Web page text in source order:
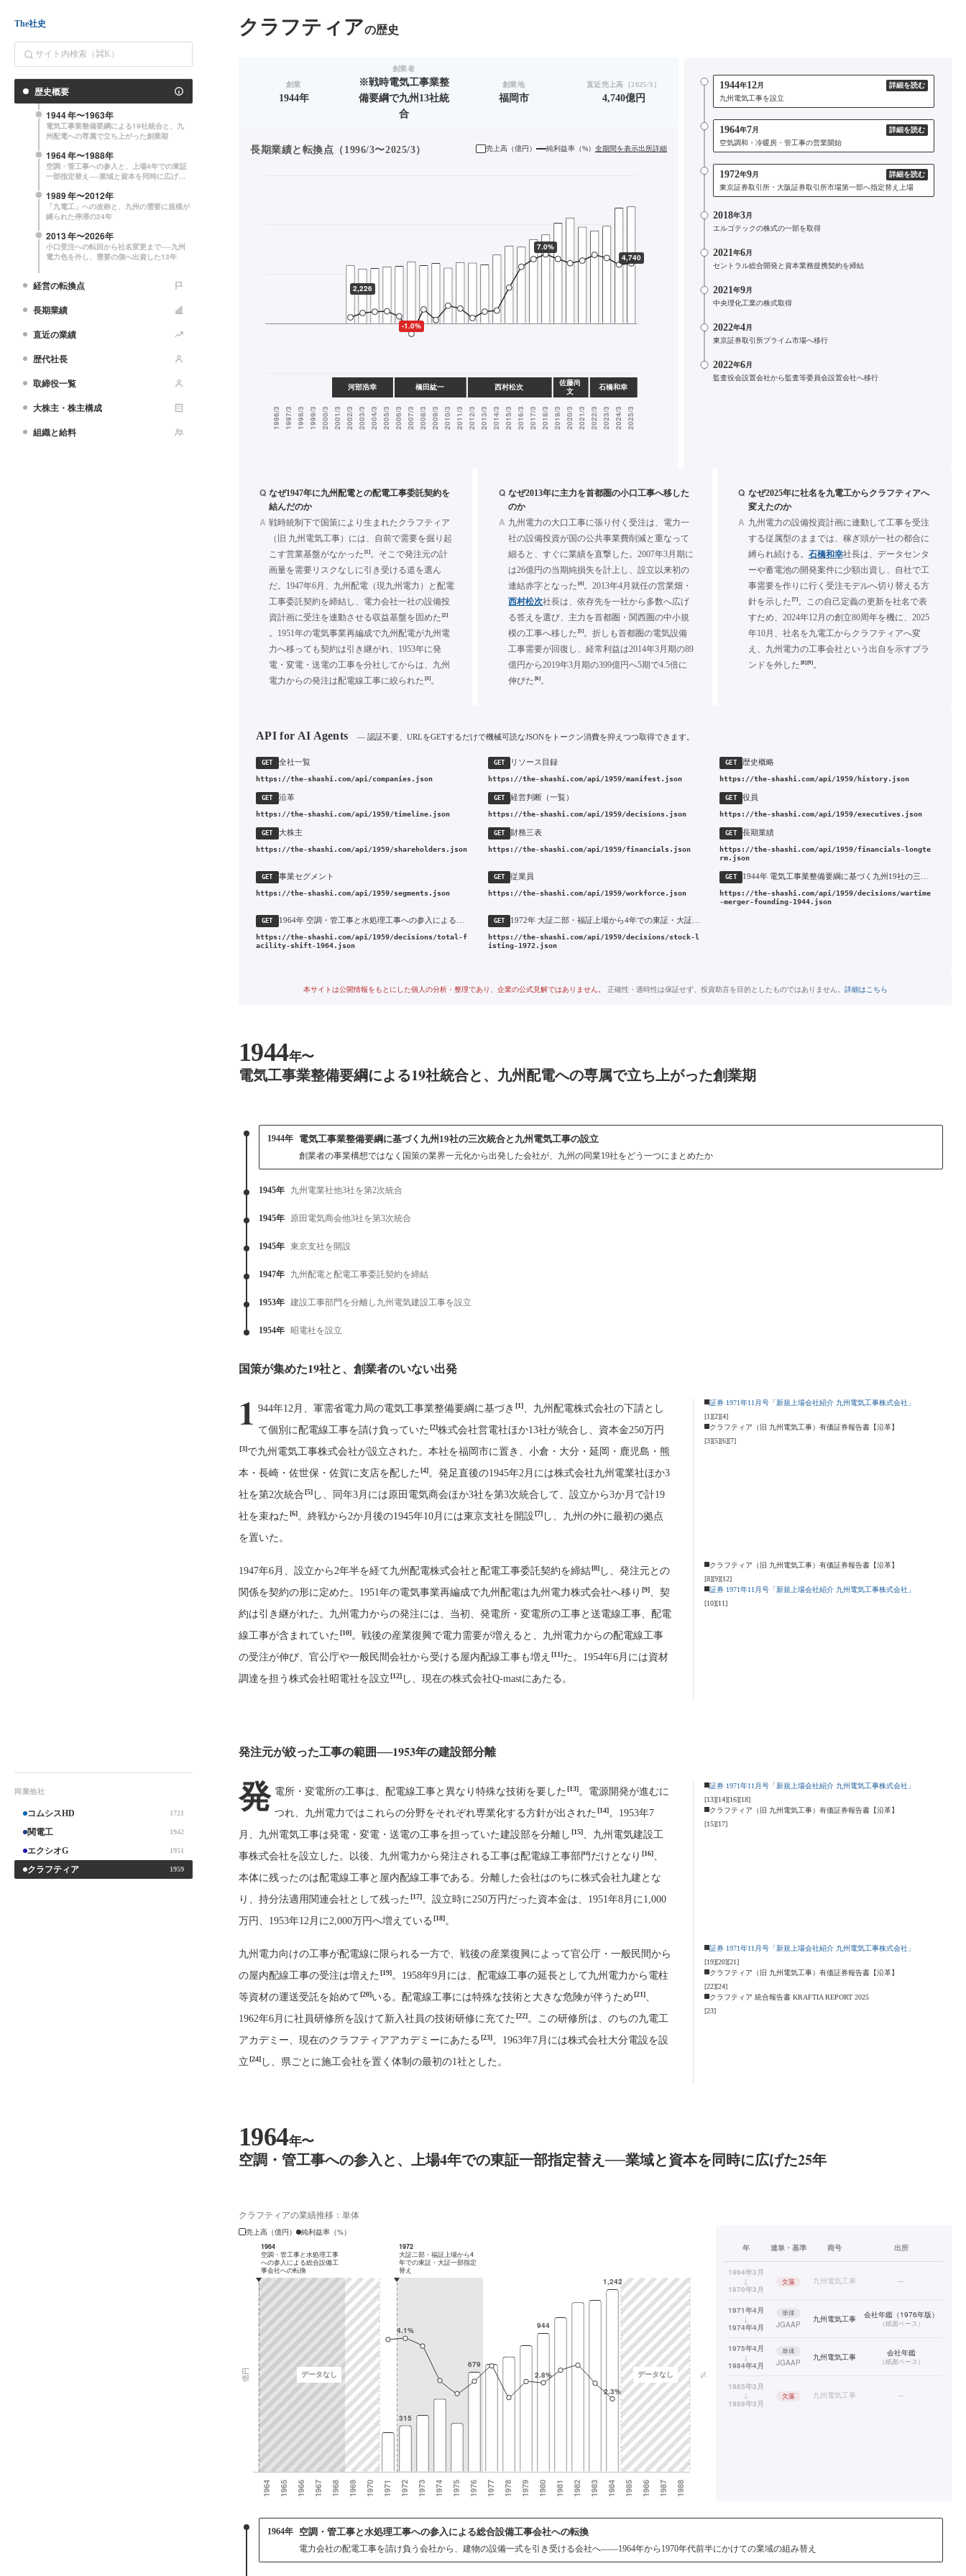
The社史
歴史概要
1944年〜1963年
電気工事業整備要綱による19社統合と、九
州配電への専属で立ち上がった創業期
1964年〜1988年
空調・管工事への参入と、上場4年での東証
一部指定替え──業域と資本を同時に広げた
1989年〜2012年
「九電工」への改称と、九州の需要に規模が
縛られた停滞の24年
2013年〜2026年
小口受注への転回から社名変更まで──九州
電力色を外し、需要の側へ出資した13年
経営の転換点
長期業績
直近の業績
歴代社長
取締役一覧
大株主・株主構成
組織と給料
同業他社
コムシスHD 1721
関電工 1942
エクシオG 1951
クラフティア 1959
クラフティアの歴史
創業
1944年
創業者
※戦時電気工事業整
備要綱で九州13社統
合
創業地
福岡市
直近売上高（2025/3）
4,740億円
長期業績と転換点（1996/3〜2025/3） 売上高（億円） 純利益率（%） 全期間を表示出所詳細
1944年12月
詳細を読む
九州電気工事を設立
1964年7月
詳細を読む
空気調和・冷暖房・管工事の営業開始
1972年9月
詳細を読む
東京証券取引所・大阪証券取引所市場第一部へ指定替え上場
2018年3月
エルゴテックの株式の一部を取得
2021年6月
セントラル総合開発と資本業務提携契約を締結
2021年9月
中央理化工業の株式取得
2022年4月
東京証券取引所プライム市場へ移行
2022年6月
監査役会設置会社から監査等委員会設置会社へ移行
Q なぜ1947年に九州配電との配電工事委託契約を
結んだのか
A 戦時統制下で国策により生まれたクラフティア
（旧 九州電気工事）には、自前で需要を掘り起
こす営業基盤がなかった [1]。そこで発注元の計
画量を需要リスクなしに引き受ける道を選ん
だ。1947年6月、九州配電（現九州電力）と配電
工事委託契約を締結し、電力会社一社の設備投
資計画に受注を連動させる収益基盤を固めた [2]
。1951年の電気事業再編成で九州配電が九州電
力へ移っても契約は引き継がれ、1953年に発
電・変電・送電の工事を分社してからは、九州
電力からの発注は配電線工事に絞られた [3]。
Q なぜ2013年に主力を首都圏の小口工事へ移した
のか
A 九州電力の大口工事に張り付く受注は、電力一
社の設備投資が国の公共事業費削減と重なって
細ると、すぐに業績を直撃した。2007年3月期に
は26億円の当期純損失を計上し、設立以来初の
連結赤字となった [4]。2013年4月就任の営業畑・
西村松次社長は、依存先を一社から多数へ広げ
る答えを選び、主力を首都圏・関西圏の中小規
模の工事へ移した [5]。折しも首都圏の電気設備
工事需要が回復し、経常利益は2014年3月期の89
億円から2019年3月期の399億円へ5期で4.5倍に
伸びた [6]。
Q なぜ2025年に社名を九電工からクラフティアへ
変えたのか
A 九州電力の設備投資計画に連動して工事を受注
する従属型のままでは、稼ぎ頭が一社の都合に
縛られ続ける。 石橋和幸社長は、データセンタ
ーや蓄電池の開発案件に少額出資し、自社で工
事需要を作りに行く受注モデルへ切り替える方
針を示した [7]。この自己定義の更新を社名で表
すため、2024年12月の創立80周年を機に、2025
年10月、社名を九電工からクラフティアへ変
え、九州電力の工事会社という出自を示すブラ
ンドを外した [8][9]。
API for AI Agents — 認証不要、URLをGETするだけで機械可読なJSONをトークン消費を抑えつつ取得できます。
GET 全社一覧
https://the-shashi.com/api/companies.json
GET リソース目録
https://the-shashi.com/api/1959/manifest.json
GET 歴史概略
https://the-shashi.com/api/1959/history.json
GET 沿革
https://the-shashi.com/api/1959/timeline.json
GET 経営判断（一覧）
https://the-shashi.com/api/1959/decisions.json
GET 役員
https://the-shashi.com/api/1959/executives.json
GET 大株主
https://the-shashi.com/api/1959/shareholders.json
GET 財務三表
https://the-shashi.com/api/1959/financials.json
GET 長期業績
https://the-shashi.com/api/1959/financials-longte
rm.json
GET 事業セグメント
https://the-shashi.com/api/1959/segments.json
GET 従業員
https://the-shashi.com/api/1959/workforce.json
GET
https://the-shashi.com/api/1959/decisions/wartime
-merger-founding-1944.json
GET
https://the-shashi.com/api/1959/decisions/total-f
acility-shift-1964.json
GET
https://the-shashi.com/api/1959/decisions/stock-l
isting-1972.json
本サイトは公開情報をもとにした個人の分析・整理であり、企業の公式見解ではありません。 正確性・適時性は保証せず、投資助言を目的としたものではありません。 詳細はこちら
1944年〜
電気工事業整備要綱による19社統合と、九州配電への専属で立ち上がった創業期
1944年 電気工事業整備要綱に基づく九州19社の三次統合と九州電気工事の設立
創業者の事業構想ではなく国策の業界一元化から出発した会社が、九州の同業19社をどう一つにまとめたか
1945年 九州電業社他3社を第2次統合
1945年 原田電気商会他3社を第3次統合
1945年 東京支社を開設
1947年 九州配電と配電工事委託契約を締結
1953年 建設工事部門を分離し九州電気建設工事を設立
1954年 昭電社を設立
国策が集めた19社と、創業者のいない出発
1 944年12月、軍需省電力局の電気工事業整備要綱に基づき [1]、九州配電株式会社の下請とし
て個別に配電線工事を請け負っていた [2]株式会社営電社ほか13社が統合し、資本金250万円
[3]で九州電気工事株式会社が設立された。本社を福岡市に置き、小倉・大分・延岡・鹿児島・熊
本・長崎・佐世保・佐賀に支店を配した [4]。発足直後の1945年2月には株式会社九州電業社ほか3
社を第2次統合[5] し、同年3月には原田電気商会ほか3社を第3次統合して、設立から3か月で計19
社を束ねた [6]。終戦から2か月後の1945年10月には東京支社を開設[7] し、九州の外に最初の拠点
を置いた。
証券 1971年11月号「新規上場会社紹介 九州電気工事株式会社」
[1][2][4]
クラフティア（旧 九州電気工事）有価証券報告書【沿革】
[3][5][6][7]
1947年6月、設立から2年半を経て九州配電株式会社と配電工事委託契約を締結[8] し、発注元との
関係を契約の形に定めた。1951年の電気事業再編成で九州配電は九州電力株式会社へ移り [9]、契
約は引き継がれた。九州電力からの発注には、当初、発電所・変電所の工事と送電線工事、配電
線工事が含まれていた [10]。戦後の産業復興で電力需要が増えると、九州電力からの配電線工事
の受注が伸び、官公庁や一般民間会社から受ける屋内配線工事も増え [11]た。1954年6月には資材
調達を担う株式会社昭電社を設立[12] し、現在の株式会社Q-mastにあたる。
クラフティア（旧 九州電気工事）有価証券報告書【沿革】
[8][9][12]
証券 1971年11月号「新規上場会社紹介 九州電気工事株式会社」
[10][11]
発注元が絞った工事の範囲──1953年の建設部分離
発 電所・変電所の工事は、配電線工事と異なり特殊な技術を要した [13]。電源開発が進むに
つれ、九州電力ではこれらの分野をそれぞれ専業化する方針が出された [14]。1953年7
月、九州電気工事は発電・変電・送電の工事を担っていた建設部を分離し [15]、九州電気建設工
事株式会社を設立した。以後、九州電力から発注される工事は配電線工事部門だけとなり [16]、
本体に残ったのは配電線工事と屋内配線工事である。分離した会社はのちに株式会社九建とな
り、持分法適用関連会社として残った [17]。設立時に250万円だった資本金は、1951年8月に1,000
万円、1953年12月に2,000万円へ増えている [18]。
証券 1971年11月号「新規上場会社紹介 九州電気工事株式会社」
[13][14][16][18]
クラフティア（旧 九州電気工事）有価証券報告書【沿革】
[15][17]
九州電力向けの工事が配電線に限られる一方で、戦後の産業復興によって官公庁・一般民間から
の屋内配線工事の受注は増えた [19]。1958年9月には、配電線工事の延長として九州電力から電柱
等資材の運送受託を始めて[20]いる。配電線工事には特殊な技術と大きな危険が伴うため[21]、
1962年6月に社員研修所を設けて新入社員の技術研修に充てた [22]。この研修所は、のちの九電工
アカデミー、現在のクラフティアアカデミーにあたる [23]。1963年7月には株式会社大分電設を設
立[24] し、県ごとに施工会社を置く体制の最初の1社とした。
証券 1971年11月号「新規上場会社紹介 九州電気工事株式会社」
[19][20][21]
クラフティア（旧 九州電気工事）有価証券報告書【沿革】
[22][24]
クラフティア 統合報告書 KRAFTIA REPORT 2025
[23]
1964年〜
空調・管工事への参入と、上場4年での東証一部指定替え──業域と資本を同時に広げた25年
クラフティアの業績推移：単体
売上高（億円）
純利益率（%）
年
連単・基準 商号 出所
1964年3月
↓
1970年3月
欠落 九州電気工事 —
1971年4月
↓
1974年4月
単体
JGAAP
九州電気工事 会社年鑑（1976年版）
（紙面ベース ）
1975年4月
↓
1984年4月
単体
JGAAP
九州電気工事 会社年鑑
（紙面ベース ）
1985年3月
↓
1988年3月
欠落 九州電気工事 —
1964年 空調・管工事と水処理工事への参入による総合設備工事会社への転換
電力会社の配電工事を請け負う会社から、建物の設備一式を引き受ける会社へ——1964年から1970年代前半にかけての業域の組み替え